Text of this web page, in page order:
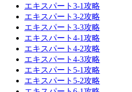
エキスパート3-1攻略
エキスパート3-2攻略
エキスパート3-3攻略
エキスパート4-1攻略
エキスパート4-2攻略
エキスパート4-3攻略
エキスパート5-1攻略
エキスパート5-2攻略